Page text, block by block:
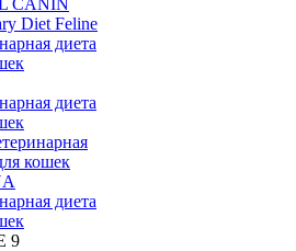
CANIN
Diet Feline
диета
диета
кошек
диета
9